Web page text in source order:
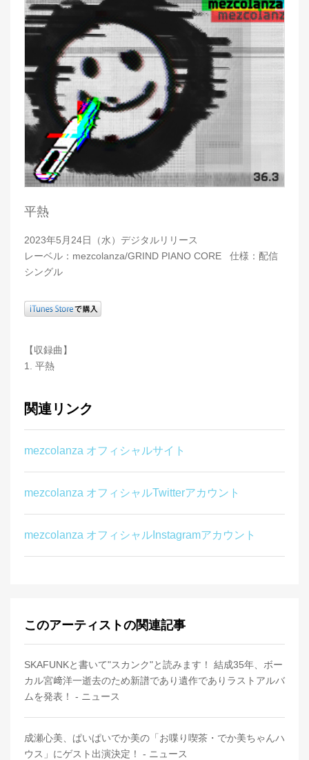
平熱
2023年5月24日（水）デジタルリリース
レーベル：mezcolanza/GRIND PIANO CORE 仕様：配信
シングル
【収録曲】
1. 平熱
関連リンク
mezcolanza オフィシャルサイト
mezcolanza オフィシャルTwitterアカウント
mezcolanza オフィシャルInstagramアカウント
このアーティストの関連記事
SKAFUNKと書いて"スカンク"と読みます！ 結成35年、ボー
カル宮﨑洋一逝去のため新譜であり遺作でありラストアルバ
ムを発表！ - ニュース
成瀬心美、ぱいぱいでか美の「お喋り喫茶・でか美ちゃんハ
ウス」にゲスト出演決定！ - ニュース